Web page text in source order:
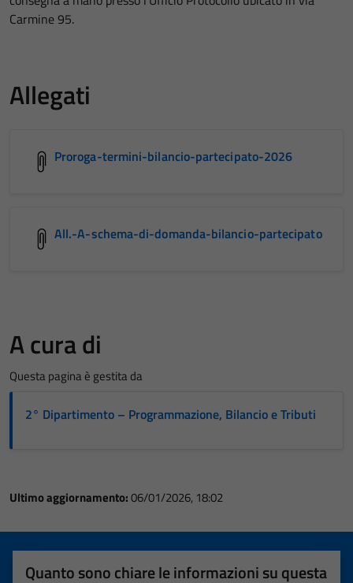
Carmine 95.
Allegati
Proroga-termini-bilancio-partecipato-2026
All.-A-schema-di-domanda-bilancio-partecipato
A cura di
Questa pagina è gestita da
2° Dipartimento – Programmazione, Bilancio e Tributi
Ultimo aggiornamento:06/01/2026, 18:02
Quanto sono chiare le informazioni su questa